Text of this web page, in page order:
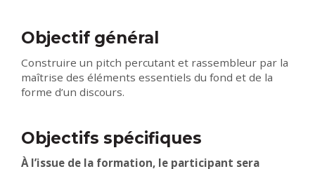
Objectif général
Construire un pitch percutant et rassembleur par la
maîtrise des éléments essentiels du fond et de la
forme d’un discours.
Objectifs spécifiques
À l’issue de la formation, le participant sera